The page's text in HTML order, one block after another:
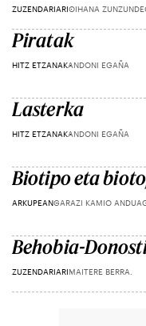
ZUZENDARIARIOIHANA
Piratak
HITZ ETZANAKANDONI EGAÑA
Lasterka
HITZ ETZANAKANDONI EGAÑA
Biotipo eta
ARKUPEANGARAZI KAMIO
Behobia-
ZUZENDARIARIMAITERE BERRA.